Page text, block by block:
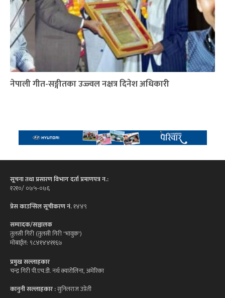
नेपाली गीत-सङ्गीतका उज्ज्वल नक्षत्र दिनेश अधिकारी
सूचना तथा प्रसारण विभाग दर्ता प्रमाणपत्र न.:
१२१०/ ०७५-०७६
प्रेस काउन्सिल सूचीकरण नं.१४४९
सम्पादक/सञ्चालक
तुलसी गिरी (तुलसी गिरी 'भावुक')
मोबाईल: ९८४१४४११६७
प्रमुख सल्लाहकार
चन्द्र गिरी पी.एच.डी. नर्थ क्यारोलिना, अमेरिका
कानुनी सल्लाहकार :सुनिलराज उप्रेती